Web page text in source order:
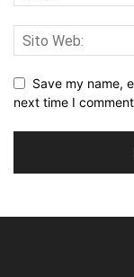
Save my name,
next time I